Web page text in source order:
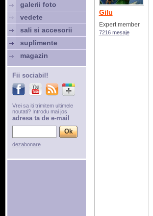
Gilu
Expert member
7216 mesaje
galerii foto
vedete
sali si accesorii
suplimente
magazin
Fii sociabil!
Vrei sa iti trimitem ultimele
noutati? Introdu mai jos
adresa ta de e-mail
dezabonare